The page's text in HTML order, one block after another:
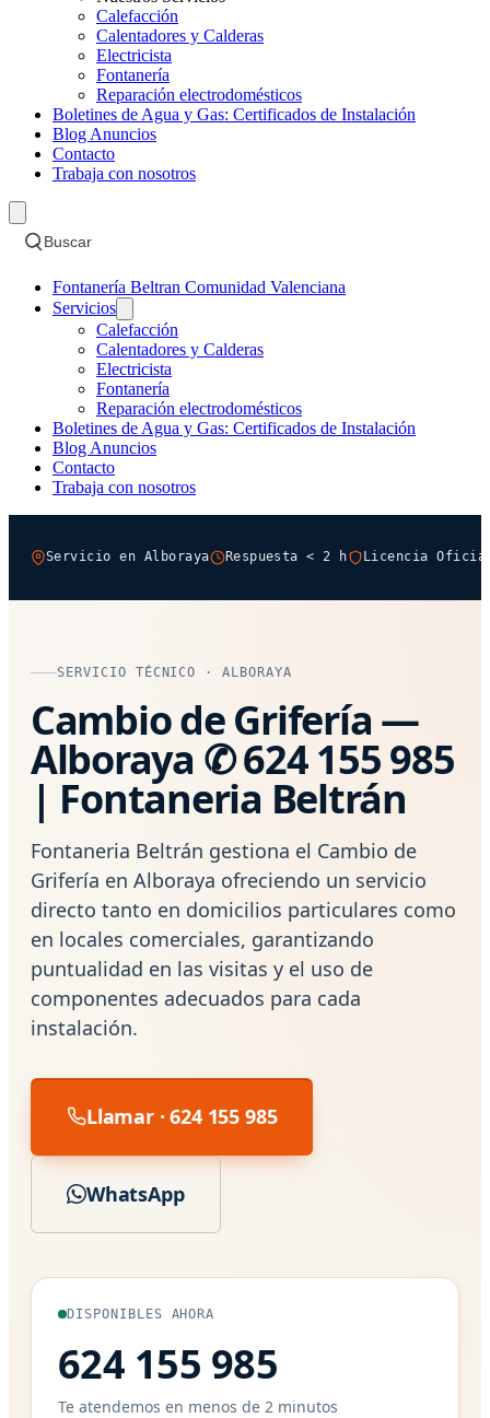
Calefacción
Calentadores y Calderas
Electricista
Fontanería
Reparación electrodomésticos
Boletines de Agua y Gas: Certificados de Instalación
Blog Anuncios
Contacto
Trabaja con nosotros
Buscar
Fontanería Beltran Comunidad Valenciana
Servicios
Calefacción
Calentadores y Calderas
Electricista
Fontanería
Reparación electrodomésticos
Boletines de Agua y Gas: Certificados de Instalación
Blog Anuncios
Contacto
Trabaja con nosotros
Servicio en Alboraya Respuesta < 2 h Licencia
SERVICIO TÉCNICO · ALBORAYA
Cambio de Grifería —
Alboraya ✆ 624 155 985
| Fontaneria Beltrán
Fontaneria Beltrán gestiona el Cambio de
Grifería en Alboraya ofreciendo un servicio
directo tanto en domicilios particulares como
en locales comerciales, garantizando
puntualidad en las visitas y el uso de
componentes adecuados para cada
instalación.
Llamar · 624 155 985
WhatsApp
DISPONIBLES AHORA
624 155 985
Te atendemos en menos de 2 minutos